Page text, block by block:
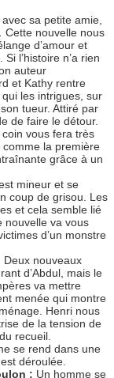
sa petite amie,
nouvelle nous
d’amour et
l’histoire n’a rien
auteur
et Kathy rentre
les intrigues, sur
tueur. Attiré par
de faire le détour.
vous fera très
comme la première
grâce à un
mineur et se
coup de grisou. Les
et cela semble lié
nouvelle va vous
d’un monstre
Deux nouveaux
d’Abdul, mais le
va mettre
menée qui montre
Henri nous
de la tension de
recueil.
se rend dans une
déroulée.
: Un homme se